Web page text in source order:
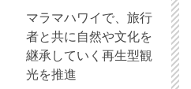
マラマハワイで、旅行
者と共に自然や文化を
継承していく再生型観
光を推進